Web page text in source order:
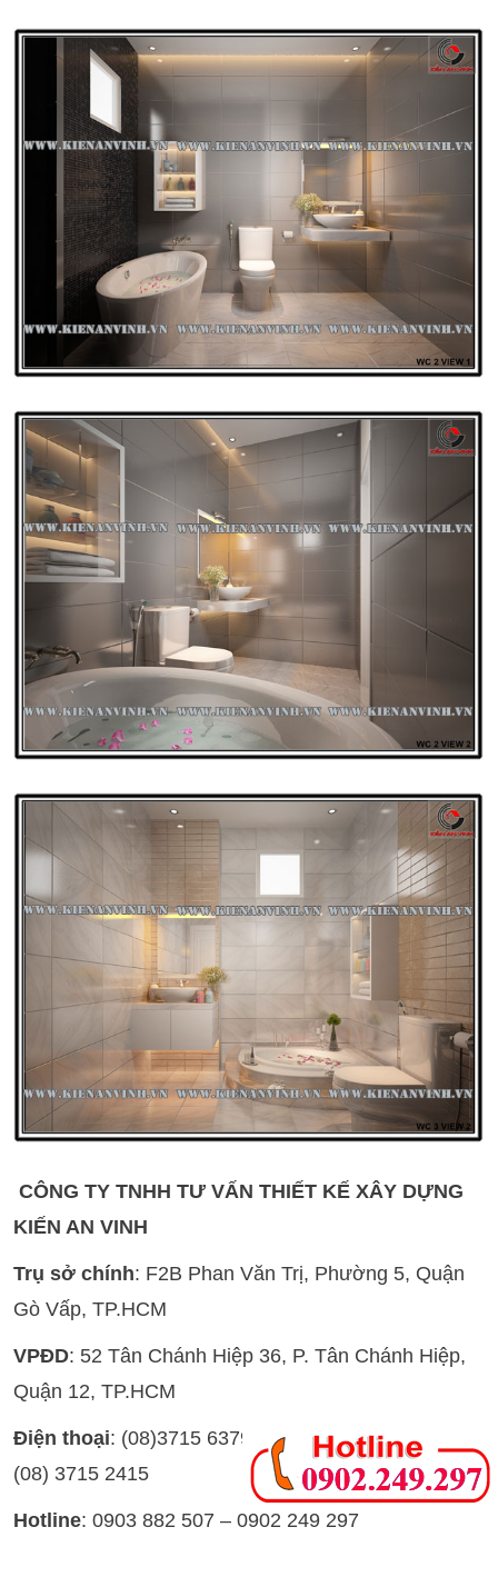
CÔNG TY TNHH TƯ VẤN THIẾT KẾ XÂY DỰNG
KIẾN AN VINH
Trụ sở chính: F2B Phan Văn Trị, Phường 5, Quận
Gò Vấp, TP.HCM
VPĐD: 52 Tân Chánh Hiệp 36, P. Tân Chánh Hiệp,
Quận 12, TP.HCM
Điện thoại: (08)3715 6379 (08) 3715 2415 –Fax
(08) 3715 2415
Hotline: 0903 882 507 – 0902 249 297